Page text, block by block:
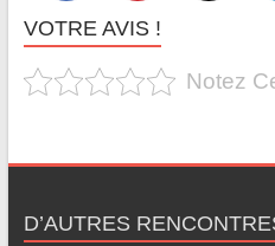
VOTRE AVIS !
Notez
D’AUTRES